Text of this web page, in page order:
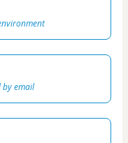
by email